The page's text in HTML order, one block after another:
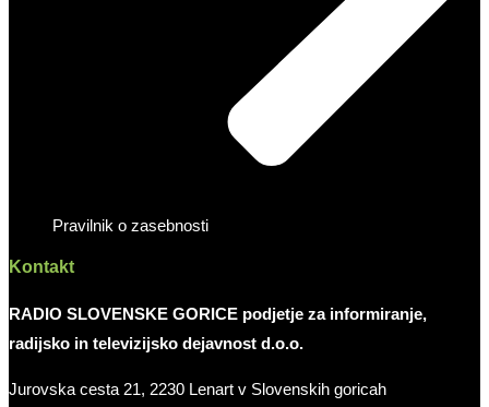
Pravilnik o zasebnosti
Kontakt
RADIO SLOVENSKE GORICE podjetje za informiranje,
radijsko in televizijsko dejavnost d.o.o.
Jurovska cesta 21, 2230 Lenart v Slovenskih goricah